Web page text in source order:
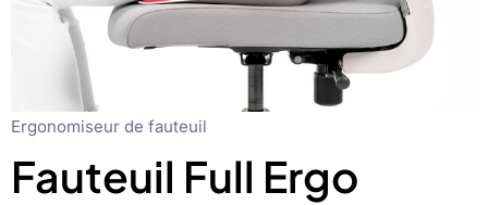
Ergonomiseur de fauteuil
Fauteuil Full Ergo